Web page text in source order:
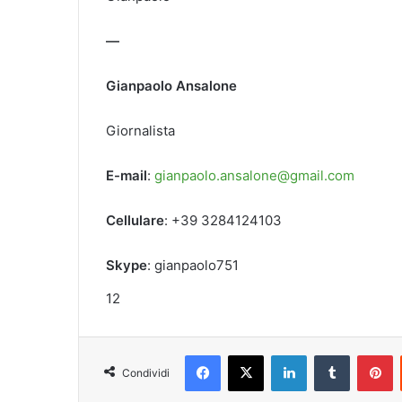
—
Gianpaolo Ansalone
Giornalista
E-mail: gianpaolo.ansalone@gmail.com
Cellulare: +39 3284124103
Skype: gianpaolo751
12
Condividi